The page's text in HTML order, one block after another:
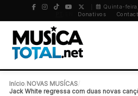
Quinta-
Donativos Contact
Início NOVAS MUSÍCAS
Jack White regressa com duas novas